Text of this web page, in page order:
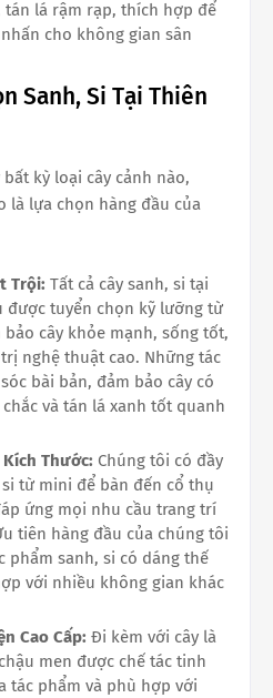
lá rậm rạp, thích hợp để
cho không gian sân
Sanh, Si Tại Thiên
kỳ loại cây cảnh nào,
là lựa chọn hàng đầu của
Trội: Tất cả cây sanh, si tại
được tuyển chọn kỹ lưỡng từ
cây khỏe mạnh, sống tốt,
nghệ thuật cao. Những tác
bài bản, đảm bảo cây có
và tán lá xanh tốt quanh
Thước: Chúng tôi có đầy
từ mini để bàn đến cổ thụ
ứng mọi nhu cầu trang trí
tiên hàng đầu của chúng tôi
phẩm sanh, si có dáng thế
với nhiều không gian khác
Cao Cấp: Đi kèm với cây là
men được chế tác tinh
tác phẩm và phù hợp với